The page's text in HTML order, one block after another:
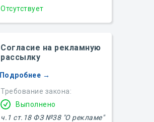
Отсутствует
Согласие на рекламную
рассылку
Требование закона:
Выполнено
ч.1 ст.18 ФЗ №38 "О рекламе"
Подробнее →